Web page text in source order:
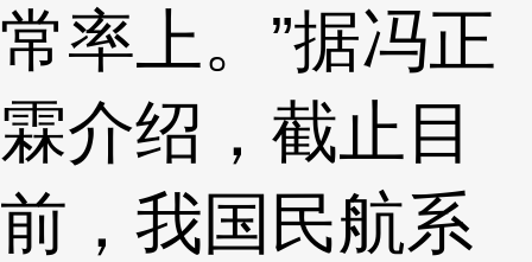
常率上。”据冯正
霖介绍，截止目
前，我国民航系